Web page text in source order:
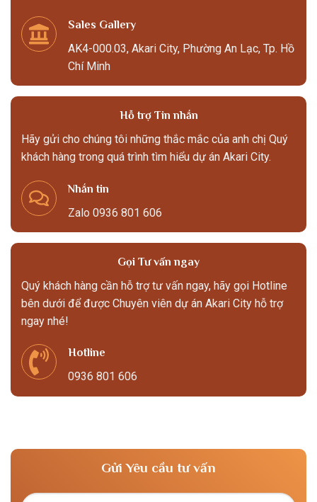
Sales Gallery
AK4-000.03, Akari City, Phường An Lạc, Tp. Hồ
Chí Minh
Hỗ trợ Tin nhắn
Hãy gửi cho chúng tôi những thắc mắc của anh chị Quý
khách hàng trong quá trình tìm hiểu dự án Akari City.
Nhắn tin
Zalo 0936 801 606
Gọi Tư vấn ngay
Quý khách hàng cần hỗ trợ tư vấn ngay, hãy gọi Hotline
bên dưới để được Chuyên viên dự án Akari City hỗ trợ
ngay nhé!
Hotline
0936 801 606
Gửi Yêu cầu tư vấn